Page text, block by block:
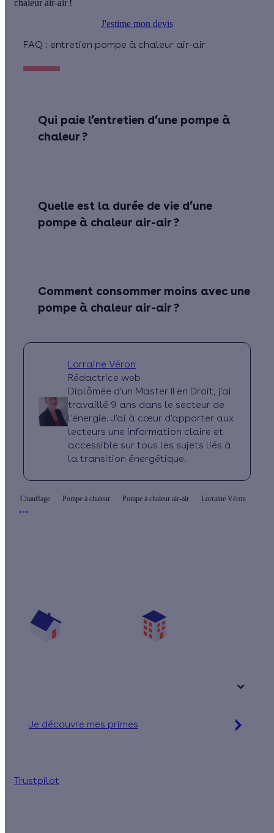
chaleur air-air !
J'estime mon devis
FAQ : entretien pompe à chaleur air-air
Qui paie l’entretien d’une pompe à
chaleur ?
Quelle est la durée de vie d’une
pompe à chaleur air-air ?
Comment consommer moins avec une
pompe à chaleur air-air ?
Lorraine Véron
Rédactrice web
Diplômée d'un Master II en Droit, j'ai
travaillé 9 ans dans le secteur de
l'énergie. J'ai à cœur d'apporter aux
lecteurs une information claire et
accessible sur tous les sujets liés à
la transition énergétique.
Chauffage Pompe à chaleur Pompe à chaleur air-air Lorraine Véron
Je découvre mes primes
Trustpilot